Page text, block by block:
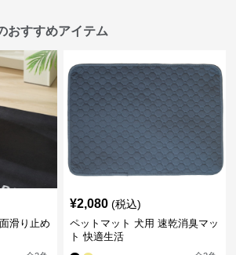
おすすめアイテム
滑り止め
¥2,080 (税込)
ペットマット 犬用 速乾消臭マッ
ト 快適生活